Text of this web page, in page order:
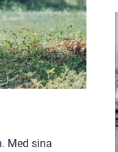
Med sina